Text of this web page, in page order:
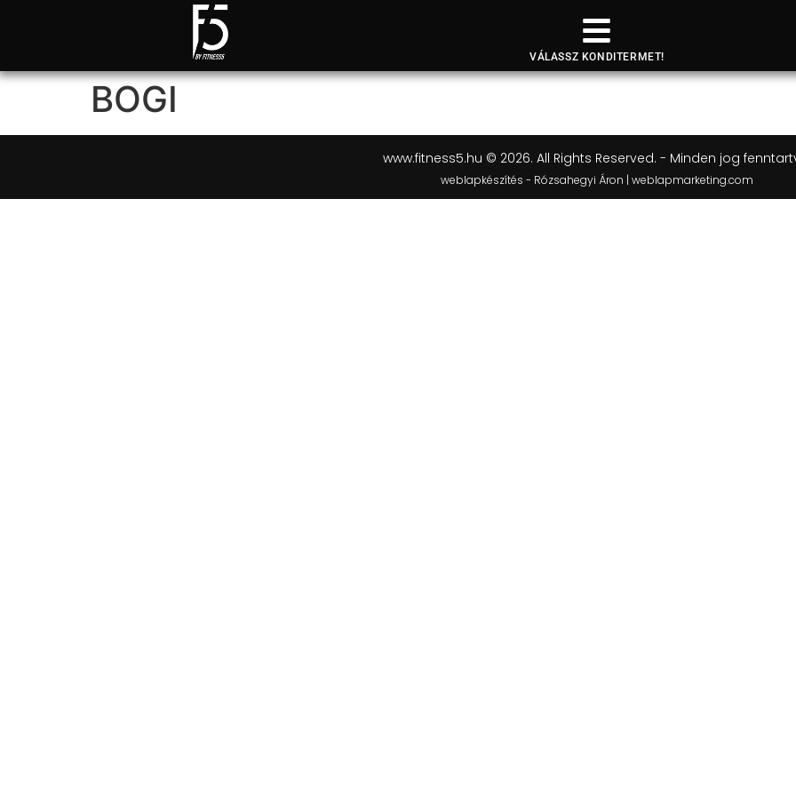
VÁLASSZ KONDITERMET!
BOGI
www.fitness5.hu © 2026. All Rights Reserved. - Minden jog
weblapkészítés - Rózsahegyi Áron | weblapmarketing.com